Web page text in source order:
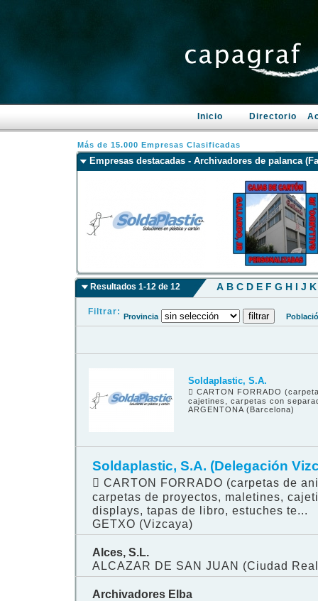
Inicio Directorio
Más de 15.000 Empresas Clasificadas
Empresas destacadas - Archivadores de palanca
Resultados 1-12 de 12 A B C D E F G H I J K
Filtrar: Provincia
Soldaplastic, S.A.
 CARTON FORRADO
cajetines, carpetas con
ARGENTONA (Barcelona)
Soldaplastic, S.A. (Delegación
 CARTON FORRADO (carpetas de
carpetas de proyectos, maletines,
displays, tapas de libro, estuches te...
GETXO (Vizcaya)
Alces, S.L.
ALCAZAR DE SAN JUAN (Ciudad
Archivadores Elba